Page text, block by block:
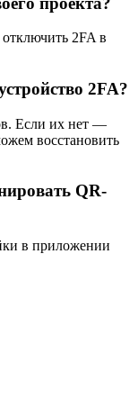
2FA в
2FA?
Если их нет —
восстановить
QR-
в приложении